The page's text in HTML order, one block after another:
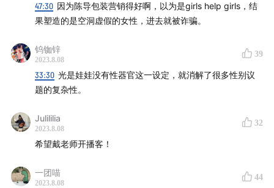
47:30 因为陈导包装营销得好啊，以为是girls help girls，结
果塑造的是空洞虚假的女性，进去就被诈骗。
钨铷锌
2023.8.08
39
33:30 光是娃娃没有性器官这一设定，就消解了很多性别议
题的复杂性。
Julililia
2023.8.08
32
希望戴老师开播客！
一团喵
2023.8.08
44